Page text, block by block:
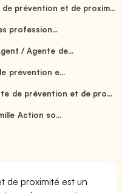
prévention et de proxim...
profession...
/ Agente de...
prévention e...
de prévention et de pro...
Action so...
de proximité est un